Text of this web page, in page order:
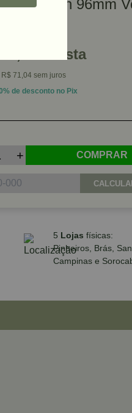
Citizen 96mm
à vista
71,04 sem juros
de desconto no Pix
+ COMPRAR
5 Lojas físicas:
Pinheiros, Brás,
Campinas e